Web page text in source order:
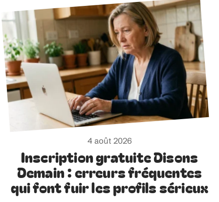
4 août 2026
Inscription gratuite Disons
Demain : erreurs fréquentes
qui font fuir les profils sérieux